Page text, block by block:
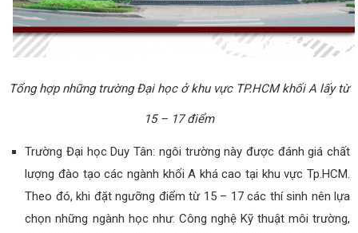
Tổng hợp những trường Đại học ở khu vực TP.HCM khối A lấy từ
15 – 17 điểm
Trường Đại học Duy Tân: ngôi trường này được đánh giá chất
lượng đào tạo các ngành khối A khá cao tại khu vực Tp.HCM.
Theo đó, khi đặt ngưỡng điểm từ 15 – 17 các thí sinh nên lựa
chọn những ngành học như: Công nghệ Kỹ thuật môi trường,